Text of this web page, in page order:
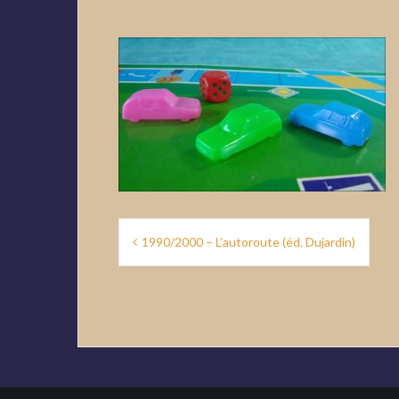
Navigation
de
1990/2000 – L’autoroute (éd. Dujardin)